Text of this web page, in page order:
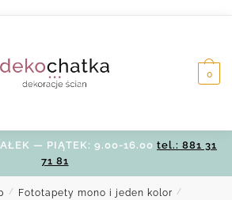
0
— PIĄTEK: 9.00-16.00 tel.: 881 31
71 81
/ Fototapety mono i jeden kolor /